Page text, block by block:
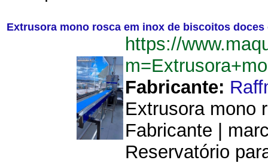
Extrusora mono rosca em inox de biscoitos
https://
Fabricante:
Extrusora mono
Fabricante |
Reservatório